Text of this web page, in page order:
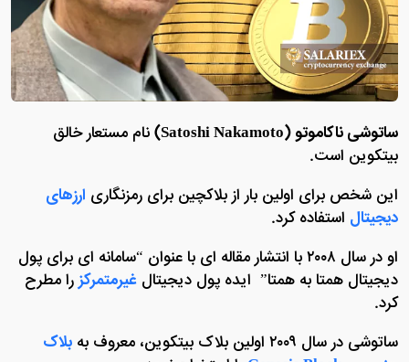
ساتوشی ناکاموتو (Satoshi Nakamoto)
نام مستعار خالق
بیتکوین است.
این شخص برای اولین بار از بلاکچین برای رمزنگاری ارزهای
دیجیتال استفاده کرد.
او در سال ۲۰۰۸ با انتشار مقاله‌ ای با عنوان “سامانه ای برای پول
دیجیتال همتا به همتا” ایده پول دیجیتال غیرمتمرکزرا مطرح
کرد.
ساتوشی در سال ۲۰۰۹ اولین بلاک بیتکوین، معروف به
بلاک